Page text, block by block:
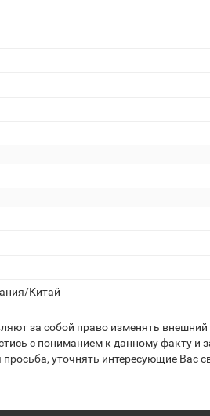
Китай
за собой право изменять внешний
с пониманием к данному факту и
уточнять интересующие Вас